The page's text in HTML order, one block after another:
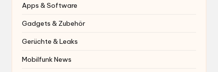
Apps & Software
Gadgets & Zubehör
Gerüchte & Leaks
Mobilfunk News